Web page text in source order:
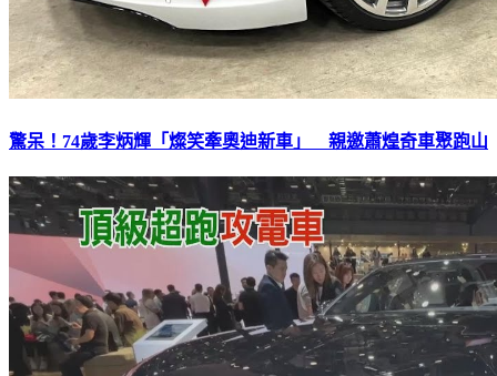
驚呆！74歲李炳輝「燦笑牽奧迪新車」 親邀蕭煌奇車聚跑山